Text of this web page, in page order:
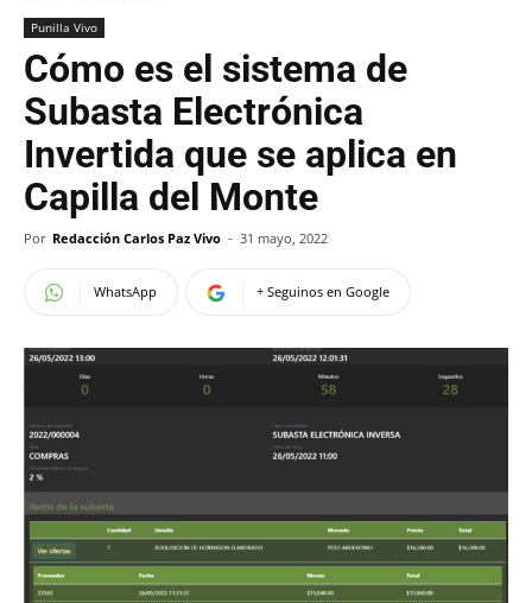
Punilla Vivo
Cómo es el sistema de
Subasta Electrónica
Invertida que se aplica en
Capilla del Monte
Por Redacción Carlos Paz Vivo - 31 mayo, 2022
WhatsApp + Seguinos en Google